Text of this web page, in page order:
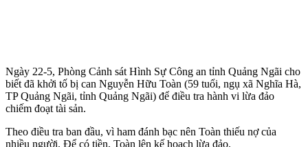
Ngày 22-5, Phòng Cảnh sát Hình Sự Công an tỉnh Quảng Ngãi cho
biết đã khởi tố bị can Nguyễn Hữu Toàn (59 tuổi, ngụ xã Nghĩa Hà,
TP Quảng Ngãi, tỉnh Quảng Ngãi) để điều tra hành vi lừa đảo
chiếm đoạt tài sản.
Theo điều tra ban đầu, vì ham đánh bạc nên Toàn thiếu nợ của
nhiều người. Để có tiền, Toàn lên kế hoạch lừa đảo.